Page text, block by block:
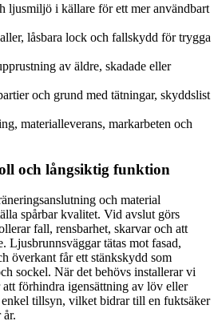
ljusmiljö i källare för ett mer användbart
låsbara lock och fallskydd för trygga
av äldre, skadade eller
och grund med tätningar, skyddslist
materialleverans, markarbeten och
och långsiktig funktion
och material
spårbar kvalitet. Vid avslut görs
fall, rensbarhet, skarvar och att
Ljusbrunnsväggar tätas mot fasad,
överkant får ett stänkskydd som
sockel. När det behövs installerar vi
förhindra igensättning av löv eller
tillsyn, vilket bidrar till en fuktsäker